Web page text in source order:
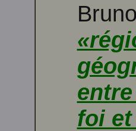
entre
foi